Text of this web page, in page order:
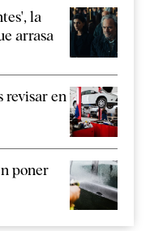
la
arrasa
revisar en
poner